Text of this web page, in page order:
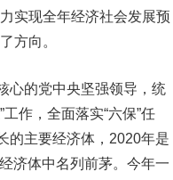
实现全年经济社会发展预
方向。
的党中央坚强领导，统
作，全面落实“六保”任
的主要经济体，2020年是
济体中名列前茅。今年一